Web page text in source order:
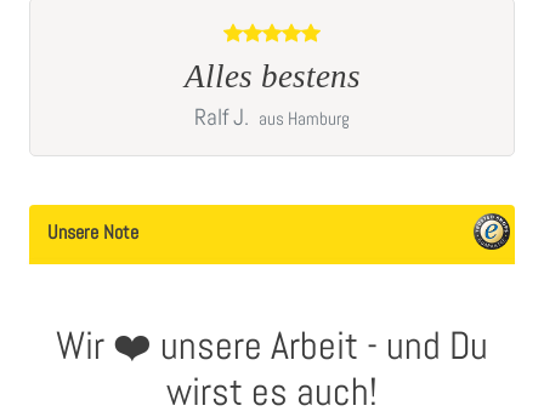
Super super toll
KatharinaS.
Unsere Note
Wir ❤️ unsere Arbeit - und Du
wirst es auch!